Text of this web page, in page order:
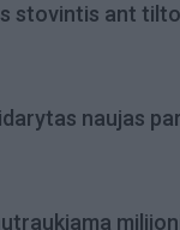
stovintis ant
naujas